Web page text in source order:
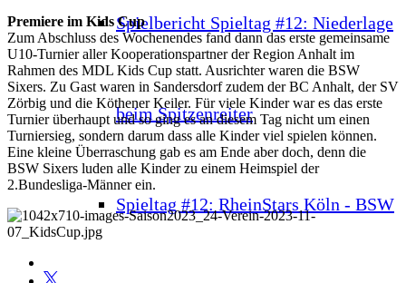
Spielbericht Spieltag #12: Niederlage
beim Spitzenreiter
Spieltag #12: RheinStars Köln - BSW
Premiere im Kids Cup
Zum Abschluss des Wochenendes fand dann das erste gemeinsame
U10-Turnier aller Kooperationspartner der Region Anhalt im
Rahmen des MDL Kids Cup statt. Ausrichter waren die BSW
Sixers. Zu Gast waren in Sandersdorf zudem der BC Anhalt, der SV
Zörbig und die Köthener Keiler. Für viele Kinder war es das erste
Turnier überhaupt und so ging es an diesem Tag nicht um einen
Turniersieg, sondern darum dass alle Kinder viel spielen können.
Eine kleine Überraschung gab es am Ende aber doch, denn die
BSW Sixers luden alle Kinder zu einem Heimspiel der
2.Bundesliga-Männer ein.